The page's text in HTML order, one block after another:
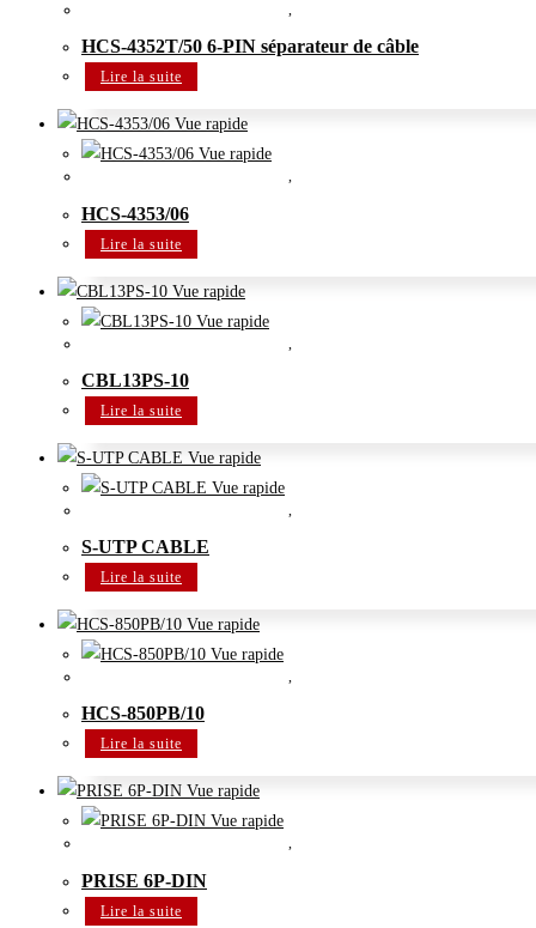
,
HCS-4352T/50 6-PIN séparateur de câble
Lire la suite
Vue rapide
Vue rapide
,
HCS-4353/06
Lire la suite
Vue rapide
Vue rapide
CBL13PS-10
Lire la suite
Vue rapide
Vue rapide
,
S-UTP CABLE
Lire la suite
Vue rapide
Vue rapide
,
HCS-850PB/10
Lire la suite
Vue rapide
Vue rapide
,
PRISE 6P-DIN
Lire la suite